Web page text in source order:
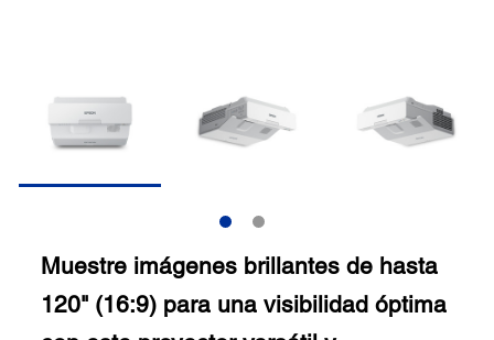
Muestre imágenes brillantes de hasta
120" (16:9) para una visibilidad óptima